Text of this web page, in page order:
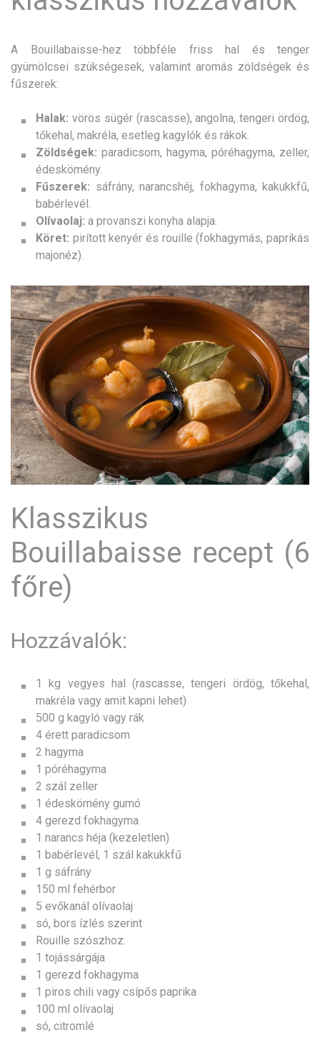
A Bouillabaisse-hez többféle friss hal és tenger
gyümölcsei szükségesek, valamint aromás zöldségek és
fűszerek:
Halak: vörös sügér (rascasse), angolna, tengeri ördög,
tőkehal, makréla, esetleg kagylók és rákok.
Zöldségek: paradicsom, hagyma, póréhagyma, zeller,
édeskömény.
Fűszerek: sáfrány, narancshéj, fokhagyma, kakukkfű,
babérlevél.
Olívaolaj: a provanszi konyha alapja.
Köret: pirított kenyér és rouille (fokhagymás, paprikás
majonéz).
Klasszikus
Bouillabaisse recept (6
főre)
Hozzávalók:
1 kg vegyes hal (rascasse, tengeri ördög, tőkehal,
makréla vagy amit kapni lehet)
500 g kagyló vagy rák
4 érett paradicsom
2 hagyma
1 póréhagyma
2 szál zeller
1 édeskömény gumó
4 gerezd fokhagyma
1 narancs héja (kezeletlen)
1 babérlevél, 1 szál kakukkfű
1 g sáfrány
150 ml fehérbor
5 evőkanál olívaolaj
só, bors ízlés szerint
Rouille szószhoz:
1 tojássárgája
1 gerezd fokhagyma
1 piros chili vagy csípős paprika
100 ml olívaolaj
só, citromlé